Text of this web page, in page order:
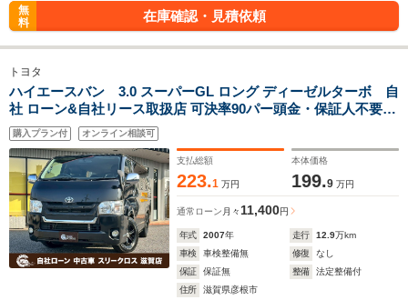
無
料
在庫確認・見積依頼
トヨタ
ハイエースバン 3.0 スーパーGL ロング ディーゼルターボ 自
社 ローン&自社リース取扱店 可決率90パー頭金・保証人不要
全国対応 信用情報回復 新車自社 ローン 高 級車 自社 ローン(残
価設定可) 自営業OK 最大120回払い ローン 相 談 窓口 自社大型
整備工場 仮審査可
購入プラン付 オンライン相談可
支払総額
223.1 万円
本体価格
199.9 万円
通常ローン 月々 11,400円
年式 2007年 走行 12.9万km
車検
車検整備無 修復
なし
保証
保証無 整備
法定整備付
住所
滋賀県彦根市